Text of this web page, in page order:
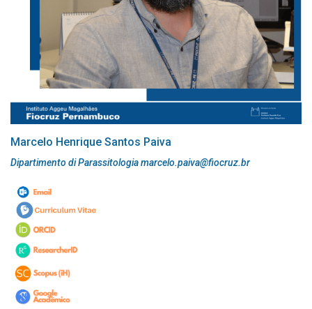
Marcelo Henrique Santos Paiva
Dipartimento di Parassitologia marcelo.paiva@fiocruz.br